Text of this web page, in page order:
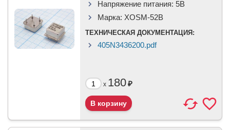
Напряжение питания: 5В
Марка: XOSM-52B
ТЕХНИЧЕСКАЯ ДОКУМЕНТАЦИЯ:
405N3436200.pdf
x 180₽